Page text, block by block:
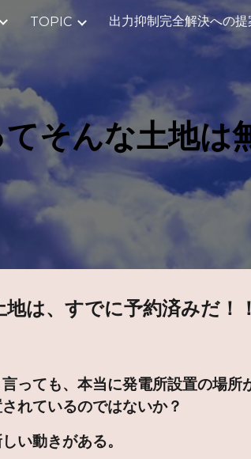
Skip to
TOPIC 出力抑制完全解決への提
そんな土地は
は、すでに予約済みだ！！
っても、本当に発電所設置の場所
れているのではないか？
い動きがある。